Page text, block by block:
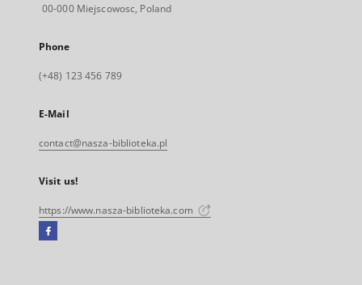
00-000 Miejscowosc, Poland
Phone
(+48) 123 456 789
E-Mail
contact@nasza-biblioteka.pl
Visit us!
https://www.nasza-biblioteka.com
Facebook